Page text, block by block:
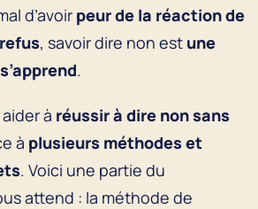
d’avoir peur de la réaction de
, savoir dire non est une
.
à réussir à dire non sans
à plusieurs méthodes et
. Voici une partie du
attend : la méthode de